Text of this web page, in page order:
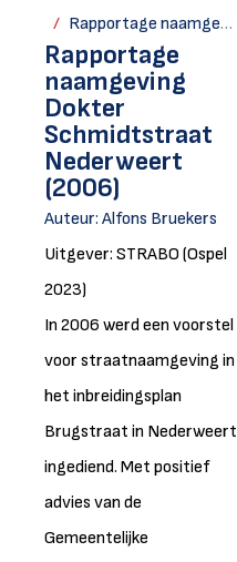
Rapportage naamgeving Dokter Schmidtstraat Nederweert (2006)
Rapportage
naamgeving
Dokter
Schmidtstraat
Nederweert
(2006)
Auteur: Alfons Bruekers
Uitgever: STRABO (Ospel
2023)
In 2006 werd een voorstel
voor straatnaamgeving in
het inbreidingsplan
Brugstraat in Nederweert
ingediend. Met positief
advies van de
Gemeentelijke